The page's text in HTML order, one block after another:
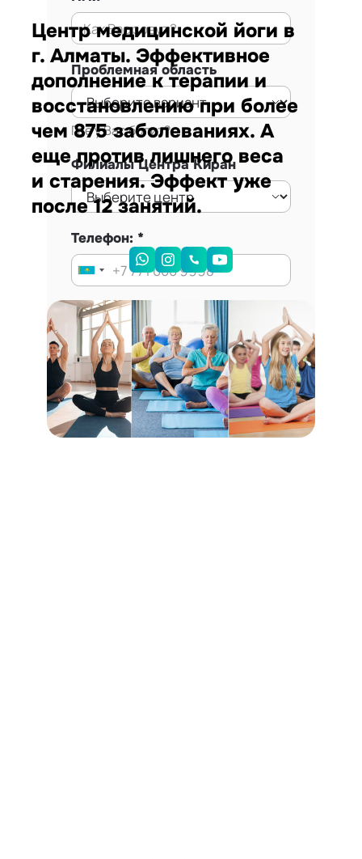
Проблемная область
Где у Вас болит?
Филиалы Центра Киран
Телефон:
Запись на консультацию
Центр медицинской йоги в
г. Алматы. Эффективное
дополнение к терапии и
восстановлению при более
чем 875 заболеваниях. А
еще против лишнего веса
и старения. Эффект уже
после 12 занятий.